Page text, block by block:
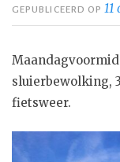
GEPUBLICEERD OP11
sluierbewolking,
fietsweer.